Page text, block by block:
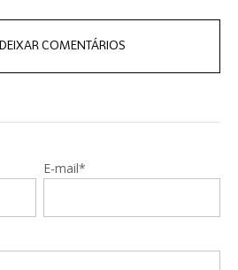
DEIXAR COMENTÁRIOS
E-mail*